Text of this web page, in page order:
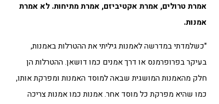
אמרת טרולים, אמרת אקטיביזם, אמרת מתיחות. לא אמרת
אמנות.
"כשלמדתי במדרשה לאמנות גיליתי את ההטרלות באמנות,
בעיקר בפרופרמנס או דרך אמנים כמו דושאן. ההטרלות הן
חלק מהאמנות המושגית שבאה למוסד האמנות ומפרקת אותו,
כמו שהיא מפרקת כל מוסד אחר. אמנות כמו אמנות צריכה